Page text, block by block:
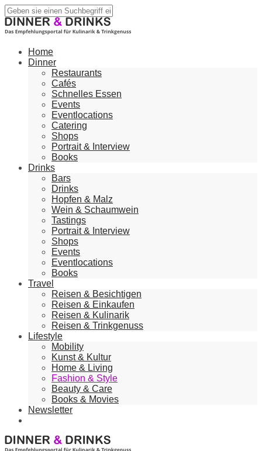
Home
Dinner
Restaurants
Cafés
Schnelles Essen
Events
Eventlocations
Catering
Shops
Portrait & Interview
Books
Drinks
Bars
Drinks
Hopfen & Malz
Wein & Schaumwein
Tastings
Portrait & Interview
Shops
Events
Eventlocations
Books
Travel
Reisen & Besichtigen
Reisen & Einkaufen
Reisen & Kulinarik
Reisen & Trinkgenuss
Lifestyle
Mobility
Kunst & Kultur
Home & Living
Fashion & Style
Beauty & Care
Books & Movies
Newsletter